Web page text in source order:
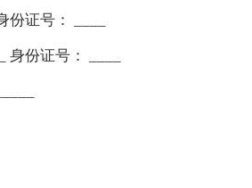
份证号： ____
身份证号： ____